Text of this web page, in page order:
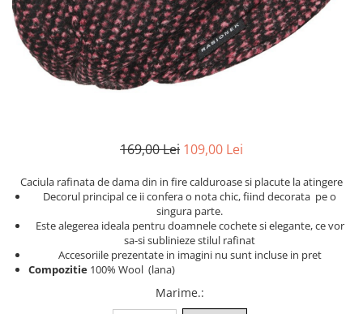
Cadouri barbati
Seturi cadou barbati
Seturi cadou barbati portofel si curea
Ceasuri pentru EL
Caciuli copii
Cadouri copii bebelusi 0+
Lenjerii de pat Disney
Cadouri craciun copii
Etichete scolare
Sepci personalizate
Bannere personalizate scoli si gradinite
Caserole personalizate sandwich
Sticla de apa personalizata169,00 Lei 109,00 Lei
Caciula rafinata de dama din in fire calduroase si placute la atingere
Decorul principal ce ii confera o nota chic, fiind decorata pe o
singura parte.
Este alegerea ideala pentru doamnele cochete si elegante, ce vor
sa-si sublinieze stilul rafinat
Accesoriile prezentate in imagini nu sunt incluse in pret
Compozitie 100% Wool (lana)
Marime.: